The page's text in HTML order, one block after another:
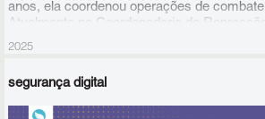
anos, ela coordenou operações de
Atualmente na Coordenadoria de
Cibernéticos relacionados ao Abuso
2025
segurança digital